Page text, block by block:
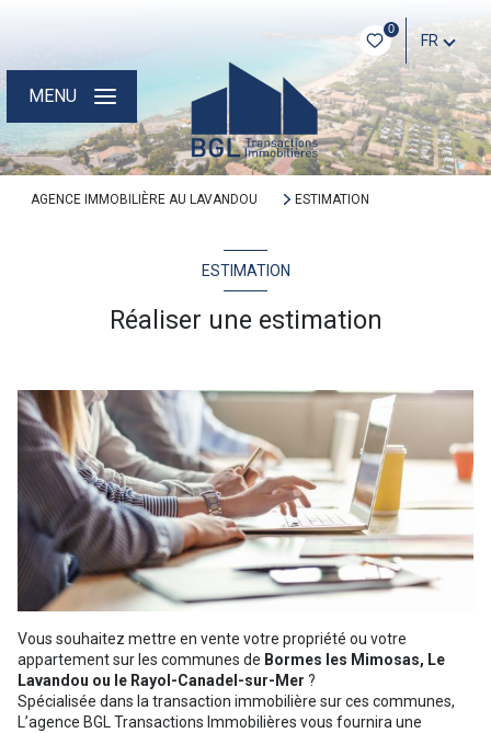
0
FR
MENU
AGENCE IMMOBILIÈRE AU LAVANDOU ESTIMATION
ESTIMATION
Réaliser une estimation
Vous souhaitez mettre en vente votre propriété ou votre
appartement sur les communes de Bormes les Mimosas, Le
Lavandou ou le Rayol-Canadel-sur-Mer ?
Spécialisée dans la transaction immobilière sur ces communes,
L’agence BGL Transactions Immobilières vous fournira une